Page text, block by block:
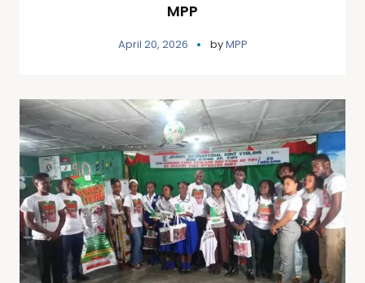
MPP
April 20, 2026 byMPP